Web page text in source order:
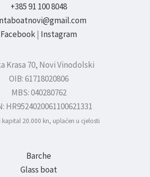
+385 91 100 8048
Facebook| Instagram
Krasa 70, Novi Vinodolski
OIB: 61718020806
MBS: 040280762
HR9524020061100621331
kapital 20.000 kn, uplaćen u cjelosti
Barche
Glass boat